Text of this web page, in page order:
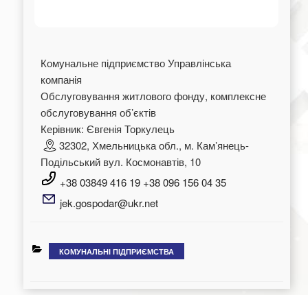
Комунальне підприємство Управлінська
компанія
Обслуговування житлового фонду, комплексне
обслуговування обʼєктів
Керівник: Євгенія Торкулець
32302, Хмельницька обл., м. Камʼянець-
Подільський вул. Космонавтів, 10
+38 03849 416 19 +38 096 156 04 35
jek.gospodar@ukr.net
КАТЕГОРІЇ
КОМУНАЛЬНІ ПІДПРИЄМСТВА